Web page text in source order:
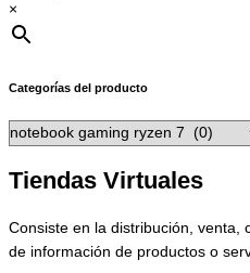
×
Categorías del producto
Tiendas Virtuales
Consiste en la distribución, venta,
de información de productos o